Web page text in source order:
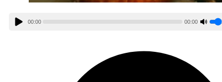
00:00 00:00